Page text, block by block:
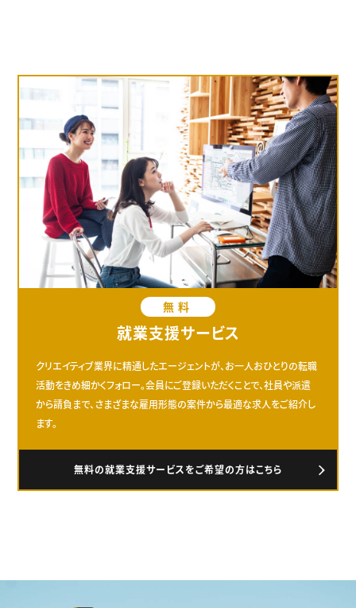
プロフェッショナル×つながる×メディア
無料
就業支援サービス
クリエイティブ業界に精通したエージェントが、お一人おひとりの転職
活動をきめ細かくフォロー。会員にご登録いただくことで、社員や派遣
から請負まで、さまざまな雇用形態の案件から最適な求人をご紹介し
ます。
無料の就業支援サービスをご希望の方はこちら